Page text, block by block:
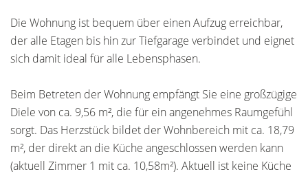
Die Wohnung ist bequem über einen Aufzug erreichbar,
der alle Etagen bis hin zur Tiefgarage verbindet und eignet
sich damit ideal für alle Lebensphasen.
Beim Betreten der Wohnung empfängt Sie eine großzügige
Diele von ca. 9,56 m², die für ein angenehmes Raumgefühl
sorgt. Das Herzstück bildet der Wohnbereich mit ca. 18,79
m², der direkt an die Küche angeschlossen werden kann
(aktuell Zimmer 1 mit ca. 10,58m²). Aktuell ist keine Küche